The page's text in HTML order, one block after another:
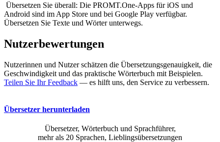
Übersetzen Sie überall: Die PROMT.One-Apps für iOS und
Android sind im App Store und bei Google Play verfügbar.
Übersetzen Sie Texte und Wörter unterwegs.
Nutzerbewertungen
Nutzerinnen und Nutzer schätzen die Übersetzungsgenauigkeit, die
Geschwindigkeit und das praktische Wörterbuch mit Beispielen.
Teilen Sie Ihr Feedback — es hilft uns, den Service zu verbessern.
Übersetzer herunterladen
Übersetzer, Wörterbuch und Sprachführer,
mehr als 20 Sprachen, Lieblingsübersetzungen